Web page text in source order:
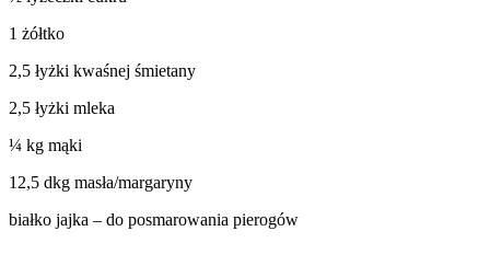
1 żółtko
2,5 łyżki kwaśnej śmietany
2,5 łyżki mleka
¼ kg mąki
12,5 dkg masła/margaryny
białko jajka – do posmarowania pierogów